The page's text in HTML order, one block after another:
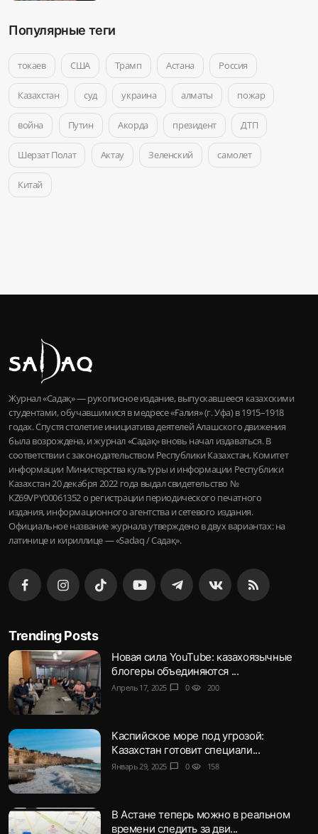
Популярные теги
токаев США Трамп Астана Россия
Казахстан суд украина алматы пожар
война Путин Акорда президент ДТП
Шерзат Полат Актау Зеленский самолет
Китай
Журнал «Садақ» — рукописное издание, выпускавшееся казахскими
студентами, обучавшимися в медресе «Ғалия» (г. Уфа) в 1915–1918
годах. Спустя столетие инициатива деятелей Алашского движения
была возрождена, и журнал «Садақ» вновь начал издаваться. В
соответствии с законодательством Республики Казахстан, Комитет
информации Министерства культуры и информации Республики
Казахстан 20 декабря 2022 года выдал свидетельство №
KZ69VPY00061352 о регистрации периодического печатного
издания, информационного агентства и сетевого издания.
Официальное название журнала утверждено в двух вариантах: на
латинице и кириллице — «Sadaq / Садақ».
Trending Posts
Новая сила YouTube: казахоязычные
блогеры объединяются ...
Апрель 17, 2025 chat_bubble 0 visibility 200
Каспийское море под угрозой:
Казахстан готовит специали...
Январь 29, 2025 chat_bubble 0 visibility 158
В Астане теперь можно в реальном
времени следить за дви...